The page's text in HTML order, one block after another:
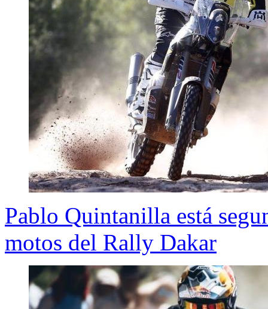
Pablo Quintanilla está
motos del Rally Dakar